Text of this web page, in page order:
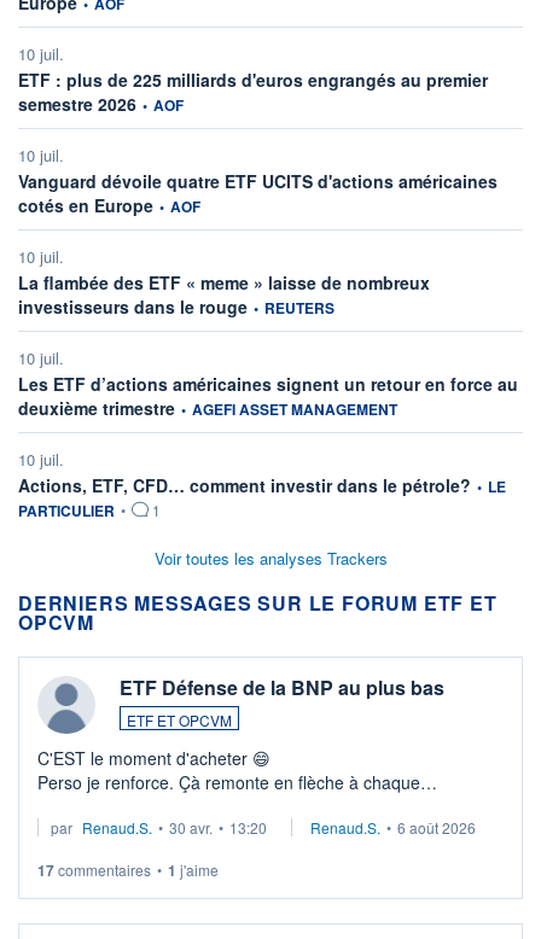
10 juil.
ETF : plus de 225 milliards d'euros engrangés au premier
semestre 2026 information fournie par
• AOF
10 juil.
Vanguard dévoile quatre ETF UCITS d'actions américaines
cotés en Europe information fournie par
• AOF
10 juil.
La flambée des ETF « meme » laisse de nombreux
investisseurs dans le rouge information fournie par
• REUTERS
10 juil.
Les ETF d’actions américaines signent un retour en force au
deuxième trimestre information fournie par
• AGEFI ASSET MANAGEMENT
10 juil.
Actions, ETF, CFD… comment investir dans le pétrole? • LE
PARTICULIER • 1
Voir toutes les analyses Trackers
DERNIERS MESSAGES SUR LE FORUM ETF ET
OPCVM
ETF Défense de la BNP au plus bas
ETF ET OPCVM
C'EST le moment d'acheter 😄​
Perso je renforce. Çà remonte en flèche à chaque
Investissement long terme tip top pour sa retraite.
par Renaud.S. • 30 avr. • 13:20 Renaud.S. • 6 août 2026
17commentaires • 1 j'aime